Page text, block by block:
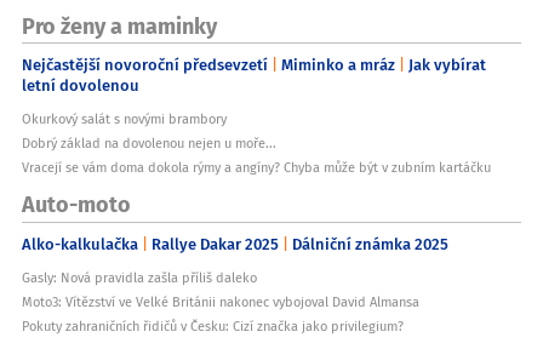
Pro ženy a maminky
Nejčastější novoroční předsevzetí Miminko a mráz Jak vybírat
letní dovolenou
Okurkový salát s novými brambory
Dobrý základ na dovolenou nejen u moře...
Vracejí se vám doma dokola rýmy a angíny? Chyba může být v zubním kartáčku
Auto-moto
Alko-kalkulačka Rallye Dakar 2025 Dálniční známka 2025
Gasly: Nová pravidla zašla příliš daleko
Moto3: Vítězství ve Velké Británii nakonec vybojoval David Almansa
Pokuty zahraničních řidičů v Česku: Cizí značka jako privilegium?